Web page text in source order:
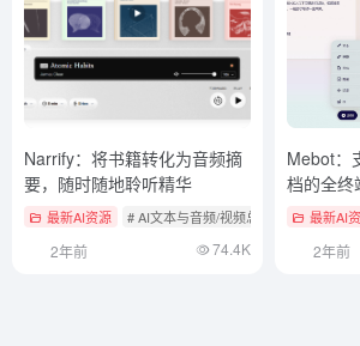
Narrify：将书籍转化为音频摘
要，随时随地聆听精华
最新AI资源 # AI文本与音频/视频总结工具
2年前 74.4K
Mebot：
档的全终
荐）最新AI
2年前